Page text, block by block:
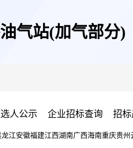
气站(加气部分)
人公示 企业招标查询 招
龙江安徽福建江西湖南广西海南重庆贵州